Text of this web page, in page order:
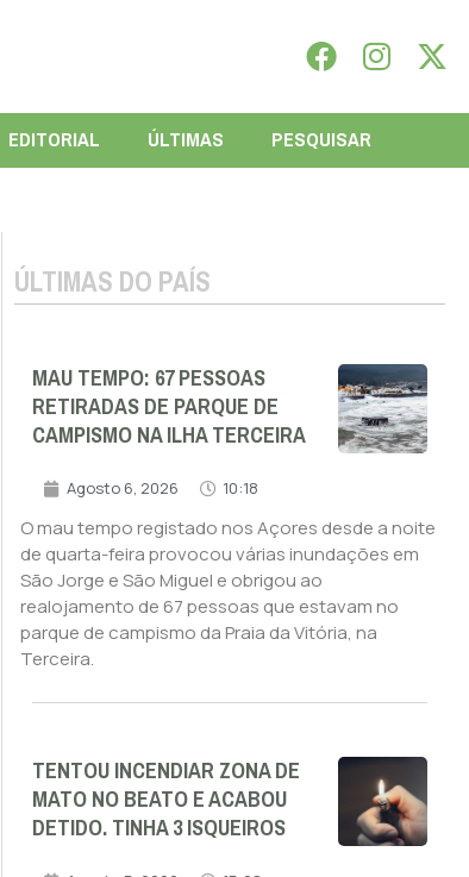
EDITORIAL ÚLTIMAS PESQUISAR
ÚLTIMAS DO PAÍS
MAU TEMPO: 67 PESSOAS
RETIRADAS DE PARQUE DE
CAMPISMO NA ILHA TERCEIRA
Agosto 6, 2026 10:18
O mau tempo registado nos Açores desde a noite
de quarta-feira provocou várias inundações em
São Jorge e São Miguel e obrigou ao
realojamento de 67 pessoas que estavam no
parque de campismo da Praia da Vitória, na
Terceira.
TENTOU INCENDIAR ZONA DE
MATO NO BEATO E ACABOU
DETIDO. TINHA 3 ISQUEIROS